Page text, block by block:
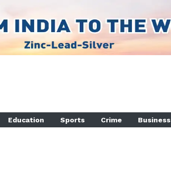
Education Sports Crime Business